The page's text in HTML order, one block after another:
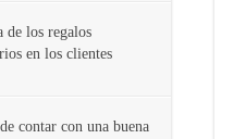
de los regalos
en los clientes
contar con una buena